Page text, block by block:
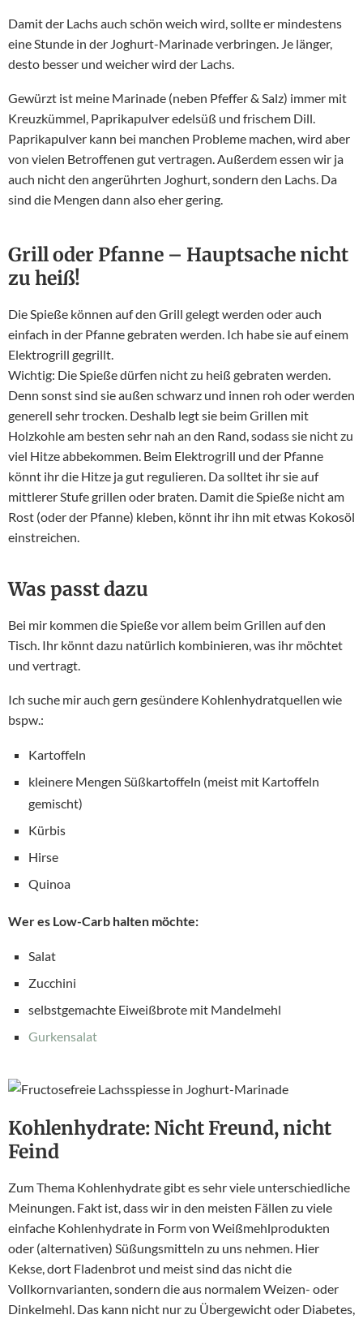
Damit der Lachs auch schön weich wird, sollte er mindestens
eine Stunde in der Joghurt-Marinade verbringen. Je länger,
desto besser und weicher wird der Lachs.
Gewürzt ist meine Marinade (neben Pfeffer & Salz) immer mit
Kreuzkümmel, Paprikapulver edelsüß und frischem Dill.
Paprikapulver kann bei manchen Probleme machen, wird aber
von vielen Betroffenen gut vertragen. Außerdem essen wir ja
auch nicht den angerührten Joghurt, sondern den Lachs. Da
sind die Mengen dann also eher gering.
Grill oder Pfanne – Hauptsache nicht
zu heiß!
Die Spieße können auf den Grill gelegt werden oder auch
einfach in der Pfanne gebraten werden. Ich habe sie auf einem
Elektrogrill gegrillt.
Wichtig: Die Spieße dürfen nicht zu heiß gebraten werden.
Denn sonst sind sie außen schwarz und innen roh oder werden
generell sehr trocken. Deshalb legt sie beim Grillen mit
Holzkohle am besten sehr nah an den Rand, sodass sie nicht zu
viel Hitze abbekommen. Beim Elektrogrill und der Pfanne
könnt ihr die Hitze ja gut regulieren. Da solltet ihr sie auf
mittlerer Stufe grillen oder braten. Damit die Spieße nicht am
Rost (oder der Pfanne) kleben, könnt ihr ihn mit etwas Kokosöl
einstreichen.
Was passt dazu
Bei mir kommen die Spieße vor allem beim Grillen auf den
Tisch. Ihr könnt dazu natürlich kombinieren, was ihr möchtet
und vertragt.
Ich suche mir auch gern gesündere Kohlenhydratquellen wie
bspw.:
Kartoffeln
kleinere Mengen Süßkartoffeln (meist mit Kartoffeln
gemischt)
Kürbis
Hirse
Quinoa
Wer es Low-Carb halten möchte:
Salat
Zucchini
selbstgemachte Eiweißbrote mit Mandelmehl
Gurkensalat
Kohlenhydrate: Nicht Freund, nicht
Feind
Zum Thema Kohlenhydrate gibt es sehr viele unterschiedliche
Meinungen. Fakt ist, dass wir in den meisten Fällen zu viele
einfache Kohlenhydrate in Form von Weißmehlprodukten
oder (alternativen) Süßungsmitteln zu uns nehmen. Hier
Kekse, dort Fladenbrot und meist sind das nicht die
Vollkornvarianten, sondern die aus normalem Weizen- oder
Dinkelmehl. Das kann nicht nur zu Übergewicht oder Diabetes,